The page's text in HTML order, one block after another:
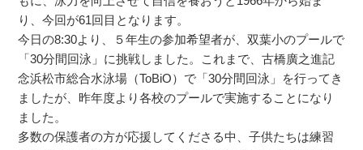
り、今回が61回目となります。
今日の8:30より、５年生の参加希望者が、双葉小のプールで
「30分間回泳」に挑戦しました。これまで、古橋廣之進記
念浜松市総合水泳場（ToBiO）で「30分間回泳」を行ってき
ましたが、昨年度より各校のプールで実施することになり
ました。
多数の保護者の方が応援してくださる中、子供たちは練習